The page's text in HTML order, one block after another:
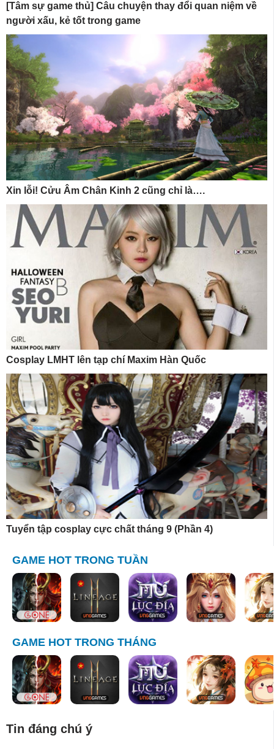
[Tâm sự game thủ] Câu chuyện thay đổi quan niệm về
người xấu, kẻ tốt trong game
Xin lỗi! Cửu Âm Chân Kinh 2 cũng chỉ là….
Cosplay LMHT lên tạp chí Maxim Hàn Quốc
Tuyển tập cosplay cực chất tháng 9 (Phần 4)
GAME HOT TRONG TUẦN
GAME HOT TRONG THÁNG
Tin đáng chú ý